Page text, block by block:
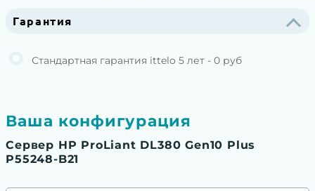
Гарантия
Стандартная гарантия ittelo 5 лет - 0 руб
Ваша конфигурация
Сервер HP ProLiant DL380 Gen10 Plus
P55248-B21